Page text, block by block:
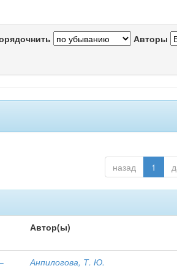
Авторы
назад 1
Автор(ы)
Анпилогова, Т. Ю.